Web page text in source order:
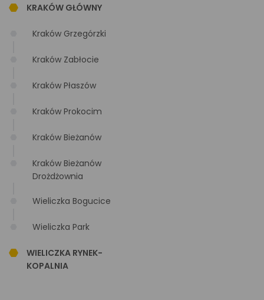
KRAKÓW GŁÓWNY
Kraków Grzegórzki
Kraków Zabłocie
Kraków Płaszów
Kraków Prokocim
Kraków Bieżanów
Kraków Bieżanów
Drożdżownia
Wieliczka Bogucice
Wieliczka Park
WIELICZKA RYNEK-
KOPALNIA